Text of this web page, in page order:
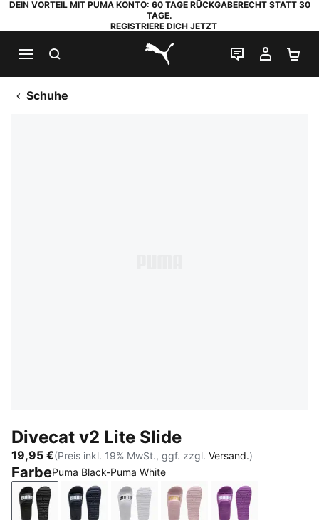
DEIN VORTEIL MIT PUMA KONTO: 60 TAGE RÜCKGABERECHT STATT 30
TAGE.
REGISTRIERE DICH JETZT
PUMA.com
LIVE-CHAT
MEIN
Schuhe
Divecat v2 Lite Slide
19,95 €(Preis inkl. 19% MwSt., ggf. zzgl. Versand.)
FarbePuma Black-Puma White
Puma Black-Puma White
Peacoat-Puma White
Puma White-Puma Black
Chalk Pink-Puma Team
Wild Berry-